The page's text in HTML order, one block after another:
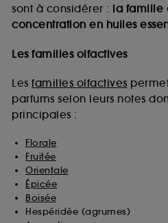
sont à considérer : la famille
concentration en huiles
Les familles olfactives
Les familles olfactives
parfums selon leurs notes
principales :
Florale
Fruitée
Orientale
Épicée
Boisée
Hespéridée (agrumes)
Sephora pourra associer les
navigation collectées par ces
collectées ou générées lors
sur "continuer sans accepter".
moment choisir de retirer
souhaitez obtenir plus
utilisés, cliquez